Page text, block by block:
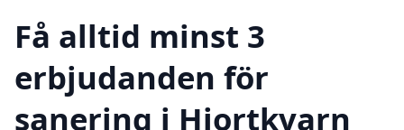
Få alltid minst 3
erbjudanden för
sanering i Hjortkvarn